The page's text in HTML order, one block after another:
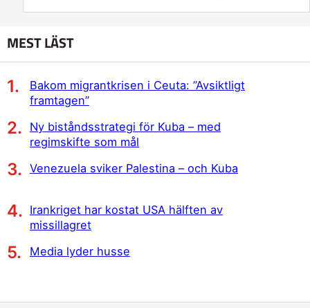
MEST LÄST
Bakom migrantkrisen i Ceuta: ”Avsiktligt
framtagen”
Ny biståndsstrategi för Kuba – med
regimskifte som mål
Venezuela sviker Palestina – och Kuba
Irankriget har kostat USA hälften av
missillagret
Media lyder husse